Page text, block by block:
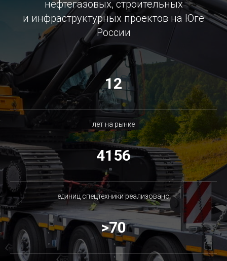
нефтегазовых, строительных
и инфраструктурных проектов на Юге
России
12
лет на рынке
4156
единиц спецтехники реализовано
>70